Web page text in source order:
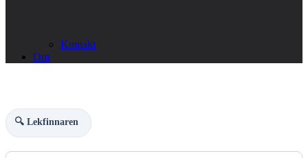
Kontakt
Om
🔍 Lekfinnaren